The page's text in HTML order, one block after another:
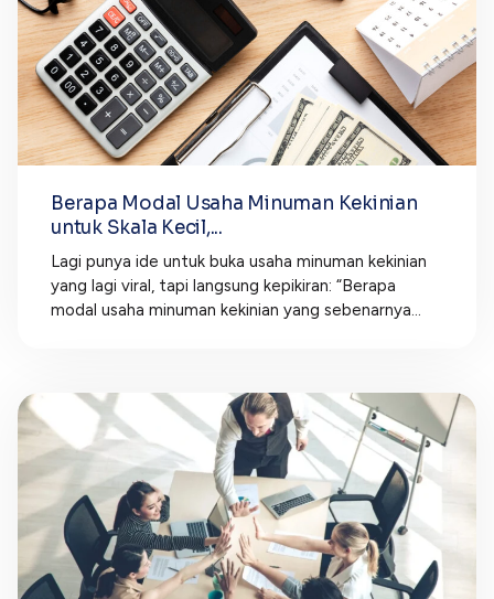
Berapa Modal Usaha Minuman Kekinian
untuk Skala Kecil,...
Lagi punya ide untuk buka usaha minuman kekinian
yang lagi viral, tapi langsung kepikiran: “Berapa
modal usaha minuman kekinian yang sebenarnya...